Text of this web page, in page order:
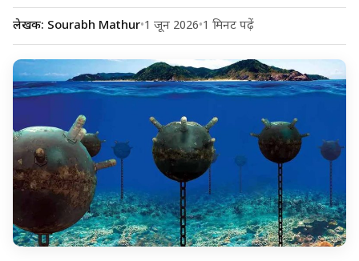
लेखक: Sourabh Mathur•1 जून 2026•1 मिनट पढ़ें